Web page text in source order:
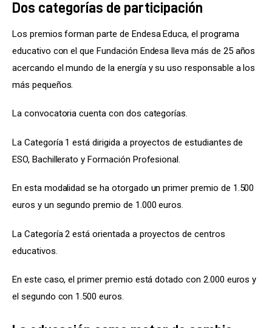
Dos categorías de participación
Los premios forman parte de Endesa Educa, el programa
educativo con el que Fundación Endesa lleva más de 25 años
acercando el mundo de la energía y su uso responsable a los
más pequeños.
La convocatoria cuenta con dos categorías.
La Categoría 1 está dirigida a proyectos de estudiantes de
ESO, Bachillerato y Formación Profesional.
En esta modalidad se ha otorgado un primer premio de 1.500
euros y un segundo premio de 1.000 euros.
La Categoría 2 está orientada a proyectos de centros
educativos.
En este caso, el primer premio está dotado con 2.000 euros y
el segundo con 1.500 euros.